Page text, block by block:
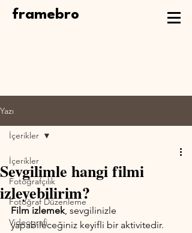
framebro
Yazı
İçerikler
Fotoğrafçılık
Fotoğraf Düzenleme
Videografi
İçerikler
Sevgilimle hangi filmi
izleyebilirim?
Film izlemek, sevgilinizle
yapabileceğiniz keyifli bir aktivitedir.